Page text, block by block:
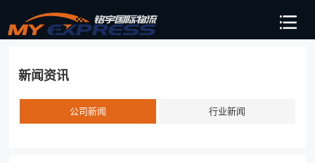
新闻资讯
公司新闻 行业新闻